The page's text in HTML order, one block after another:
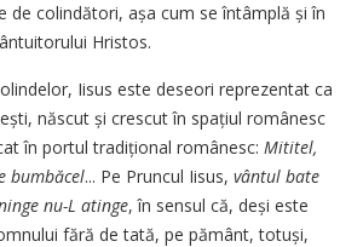
de colindători, așa cum se întâmplă și în
Hristos.
Iisus este deseori reprezentat ca
născut și crescut în spațiul românesc
în portul tradițional românesc: Mititel,
bumbăcel... Pe Pruncul Iisus, vântul bate
nu-L atinge, în sensul că, deși este
fără de tată, pe pământ, totuși,